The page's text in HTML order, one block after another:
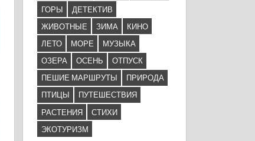
ГОРЫ
ДЕТЕКТИВ
ЖИВОТНЫЕ
ЗИМА
КИНО
ЛЕТО
МОРЕ
МУЗЫКА
ОЗЕРА
ОСЕНЬ
ОТПУСК
ПЕШИЕ МАРШРУТЫ
ПРИРОДА
ПТИЦЫ
ПУТЕШЕСТВИЯ
РАСТЕНИЯ
СТИХИ
ЭКОТУРИЗМ